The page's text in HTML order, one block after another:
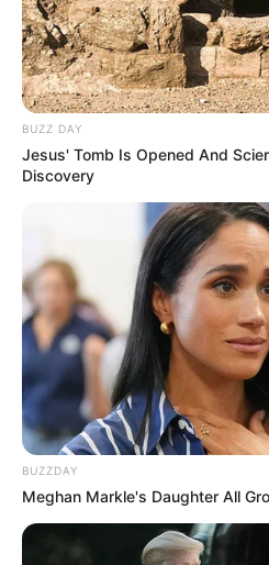
BUZZ DAY
Jesus' Tomb Is Opened And
Discovery
BUZZDAY
Meghan Markle's Daughter All